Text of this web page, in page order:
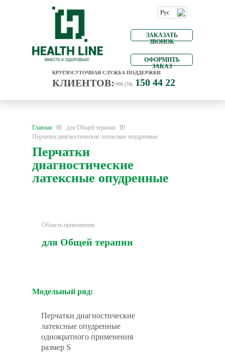
Рус
КРУГЛОСУТОЧНАЯ СЛУЖБА ПОДДЕРЖКИ
КЛИЕНТОВ:+998 (78) 150 44 22
ЗАКАЗАТЬ
ЗВОНОК
ОФОРМИТЬ
ЗАКАЗ
Главная
для Общей терапии
Перчатки диагностические латексные опудренные
Перчатки
диагностические
латексные опудренные
Область приминения:
для Общей терапии
Модельный ряд:
Перчатки диагностические
латексные опудренные
однократного применения
размер S